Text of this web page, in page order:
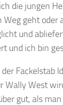
die jungen
Weg geht
und
und ich bin
Fackelstab
Wally West
gut, als